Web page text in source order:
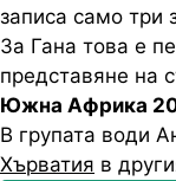
записа само три
За Гана това е
представяне на
Южна Африка
В групата води
Хърватия в